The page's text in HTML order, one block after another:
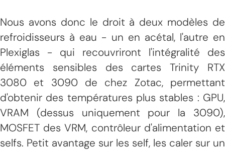
Nous avons donc le droit à deux modèles de
refroidisseurs à eau - un en acétal, l'autre en
Plexiglas - qui recouvriront l'intégralité des
éléments sensibles des cartes Trinity RTX
3080 et 3090 de chez Zotac, permettant
d'obtenir des températures plus stables : GPU,
VRAM (dessus uniquement pour la 3090),
MOSFET des VRM, contrôleur d'alimentation et
selfs. Petit avantage sur les self, les caler sur un